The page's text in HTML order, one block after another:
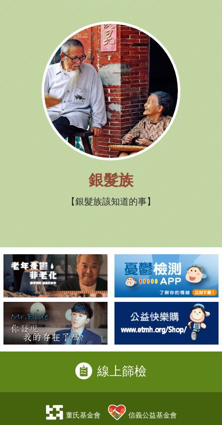
銀髮族
銀髮族該知道的事
線上篩檢
董氏基金會 信義公益基金會